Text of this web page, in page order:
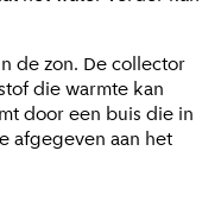
de zon. De collector
die warmte kan
door een buis die in
afgegeven aan het